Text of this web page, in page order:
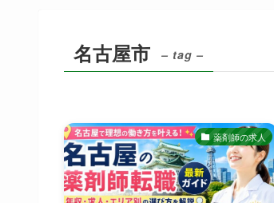
名古屋市 – tag –
薬剤師の求人